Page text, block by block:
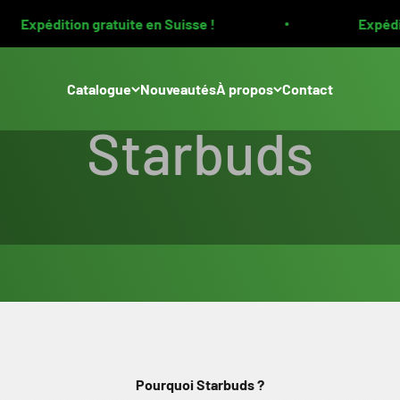
Expédition gratuite en Suisse !
Catalogue NouveautésÀ propos Contact
Notre histoire
Pourquoi Starbuds ?